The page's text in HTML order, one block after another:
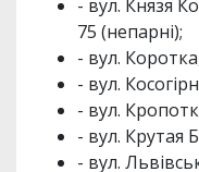
- вул. Князя
75 (непарні);
- вул.
- вул.
- вул.
- вул. Крутая
- вул.